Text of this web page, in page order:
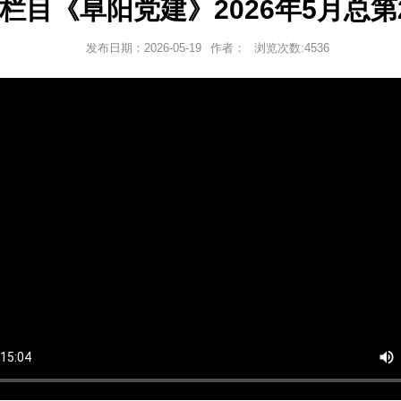
目《阜阳党建》2026年5月总
发布日期： 2026-05-19 作者： 浏览次数:4536